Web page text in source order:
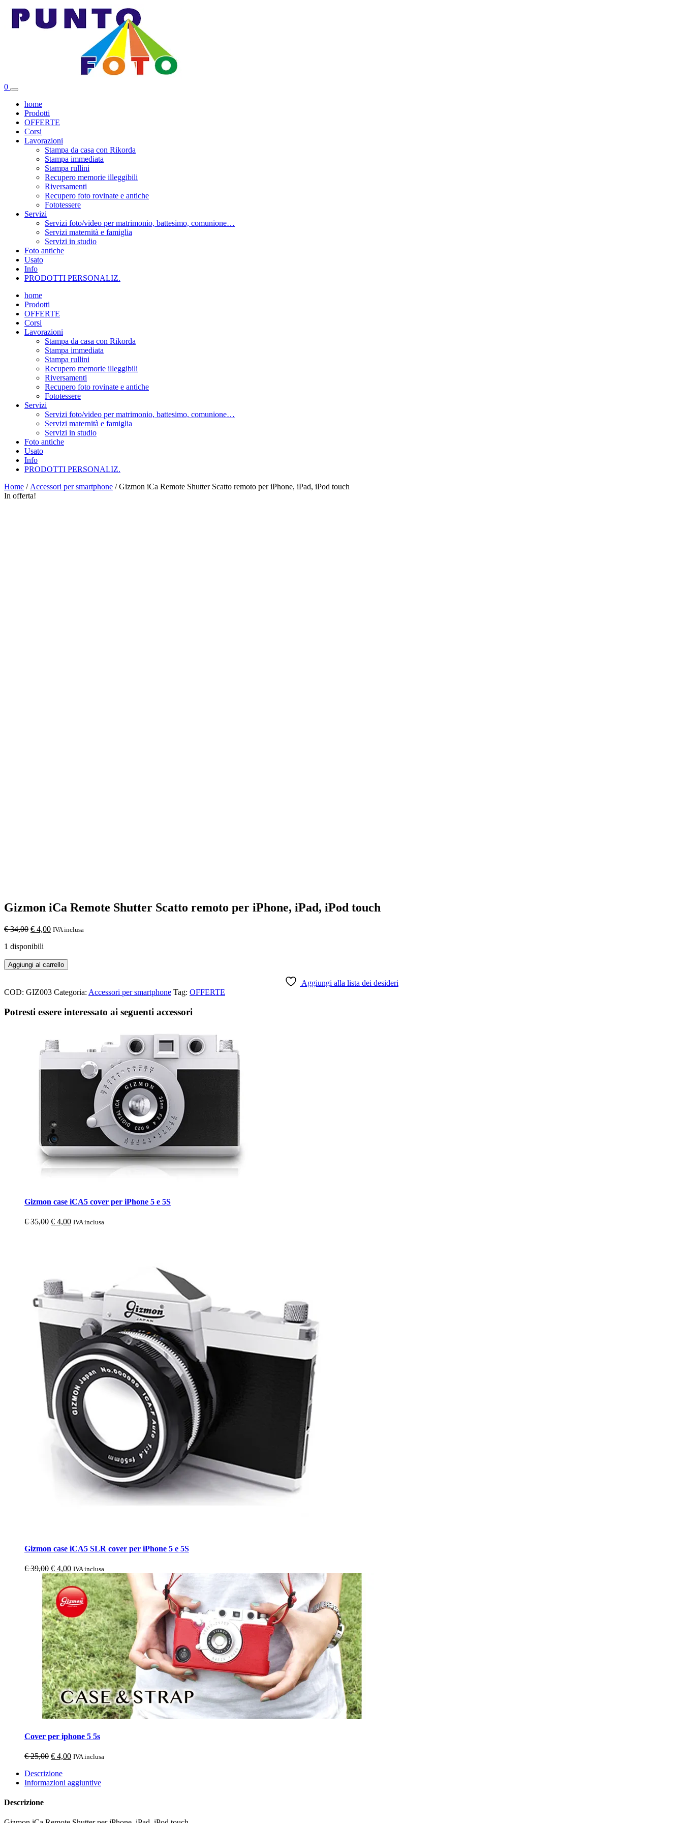
Vai
contenuto
0
home
Prodotti
OFFERTE
Corsi
Lavorazioni
Stampa da casa con Rikorda
Stampa immediata
Stampa rullini
Recupero memorie illeggibili
Riversamenti
Recupero foto rovinate e antiche
Fototessere
Servizi
Servizi foto/video per matrimonio, battesimo, comunione…
Servizi maternità e famiglia
Servizi in studio
Foto antiche
Usato
Info
PRODOTTI PERSONALIZ.
home
Prodotti
OFFERTE
Corsi
Lavorazioni
Stampa da casa con Rikorda
Stampa immediata
Stampa rullini
Recupero memorie illeggibili
Riversamenti
Recupero foto rovinate e antiche
Fototessere
Servizi
Servizi foto/video per matrimonio, battesimo, comunione…
Servizi maternità e famiglia
Servizi in studio
Foto antiche
Usato
Info
PRODOTTI PERSONALIZ.
Home / Accessori per smartphone / Gizmon iCa Remote Shutter Scatto remoto per iPhone, iPad, iPod touch
In offerta!
Gizmon iCa Remote Shutter Scatto remoto per iPhone, iPad, iPod touch
€34,00 Il
originale
€ 34,00.
€ 4,00Il
€ 4,00.
IVA inclusa
1 disponibili
Aggiungi al carrello
Aggiungi alla lista dei desideri
COD: GIZ003 Categoria: Accessori per smartphone Tag: OFFERTE
Potresti essere interessato ai seguenti accessori
Gizmon case iCA5 cover per iPhone 5 e 5S
€35,00 Il
€ 4,00IlIVA inclusa
Gizmon case iCA5 SLR cover per iPhone 5 e 5S
€39,00 Il
prezzo
originale
era:
€ 39,00.
€ 4,00Il
prezzo
attuale
è:
€ 4,00.
IVA inclusa
Cover per iphone 5 5s
€25,00 Il
originale
era:
€ 4,00Il
è:
IVA inclusa
Descrizione
Informazioni aggiuntive
Descrizione